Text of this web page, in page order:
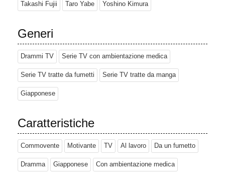
Takashi Fujii Taro Yabe Yoshino Kimura
Generi
Drammi TV Serie TV con ambientazione medica
Serie TV tratte da fumetti Serie TV tratte da manga
Giapponese
Caratteristiche
Commovente Motivante TV Al lavoro Da un fumetto
Dramma Giapponese Con ambientazione medica